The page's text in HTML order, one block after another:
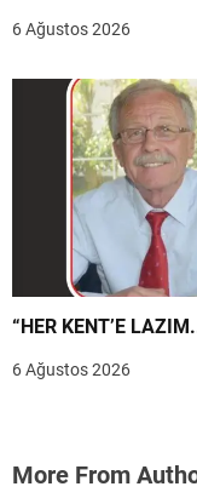
6 Ağustos 2026
6 Ağustos 2026
More From